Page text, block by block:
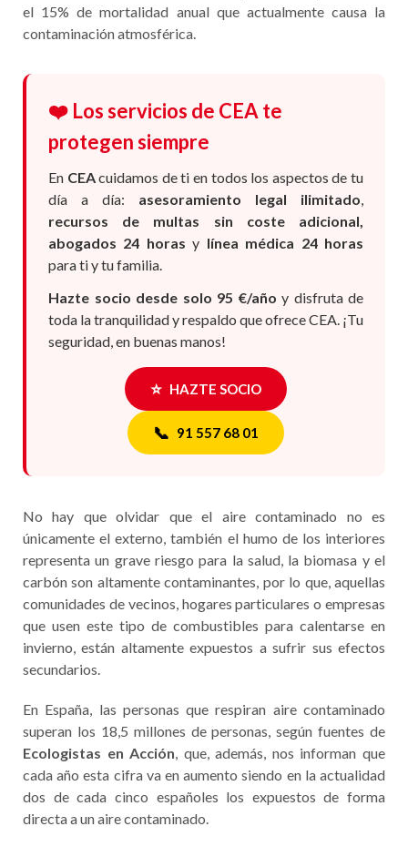
el 15% de mortalidad anual que actualmente causa la
contaminación atmosférica.
❤️ Los servicios de CEA te
protegen siempre
En CEAcuidamos de ti en todos los aspectos de tu
día a día: asesoramiento legal ilimitado,
recursos de multas sin coste adicional,
abogados 24 horas y línea médica 24 horas
para ti y tu familia.
Hazte socio desde solo 95 €/año y disfruta de
toda la tranquilidad y respaldo que ofrece CEA. ¡Tu
seguridad, en buenas manos!
⭐ HAZTE SOCIO
📞 91 557 68 01
No hay que olvidar que el aire contaminado no es
únicamente el externo, también el humo de los interiores
representa un grave riesgo para la salud, la biomasa y el
carbón son altamente contaminantes, por lo que, aquellas
comunidades de vecinos, hogares particulares o empresas
que usen este tipo de combustibles para calentarse en
invierno, están altamente expuestos a sufrir sus efectos
secundarios.
En España, las personas que respiran aire contaminado
superan los 18,5 millones de personas, según fuentes de
Ecologistas en Acción, que, además, nos informan que
cada año esta cifra va en aumento siendo en la actualidad
dos de cada cinco españoles los expuestos de forma
directa a un aire contaminado.